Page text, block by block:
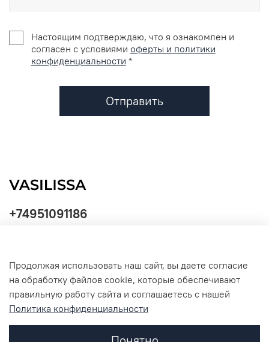
Настоящим подтверждаю, что я ознакомлен и
согласен с условиями оферты и политики
конфиденциальности *
Отправить
+74951091186
Продолжая использовать наш сайт, вы даете согласие
на обработку файлов cookie, которые обеспечивают
правильную работу сайта и соглашаетесь с нашей
Политика конфиденциальности
обработки